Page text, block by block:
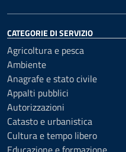
CATEGORIE DI SERVIZIO
Agricoltura e pesca
Ambiente
Anagrafe e stato civile
Appalti pubblici
Autorizzazioni
Catasto e urbanistica
Cultura e tempo libero